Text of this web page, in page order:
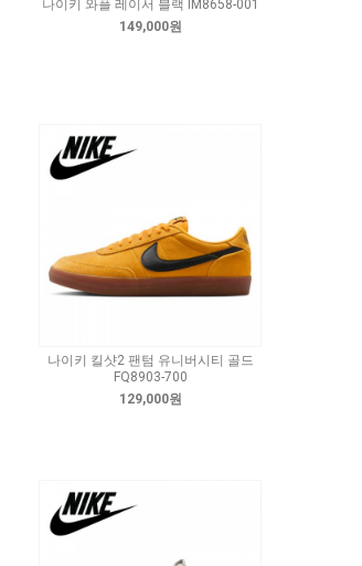
나이키 와플 레이서 블랙 IM8658-001
149,000원
나이키 킬샷2 팬텀 유니버시티 골드
FQ8903-700
129,000원